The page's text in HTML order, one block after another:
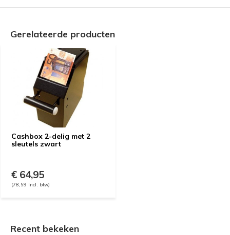
Gerelateerde producten
Cashbox 2-delig met 2
sleutels zwart
€ 64,95
(78,59 Incl. btw)
Recent bekeken